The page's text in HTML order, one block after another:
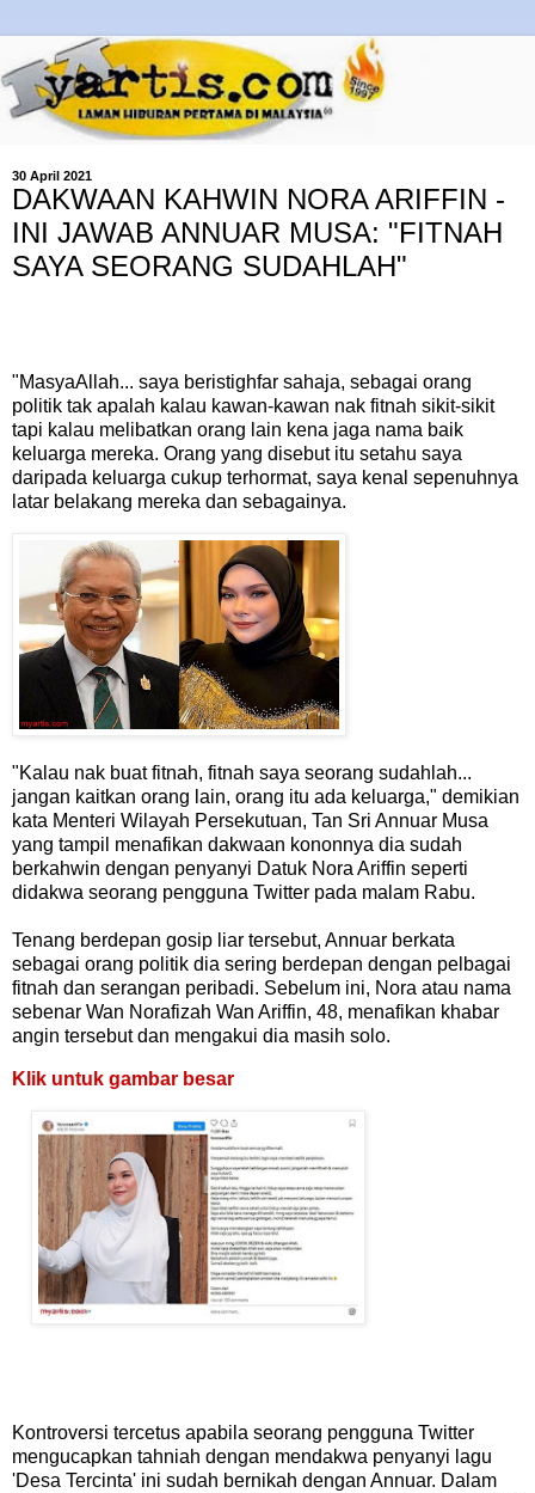
30 April 2021
DAKWAAN KAHWIN NORA ARIFFIN -
INI JAWAB ANNUAR MUSA: "FITNAH
SAYA SEORANG SUDAHLAH"
"MasyaAllah... saya beristighfar sahaja, sebagai orang
politik tak apalah kalau kawan-kawan nak fitnah sikit-sikit
tapi kalau melibatkan orang lain kena jaga nama baik
keluarga mereka. Orang yang disebut itu setahu saya
daripada keluarga cukup terhormat, saya kenal sepenuhnya
latar belakang mereka dan sebagainya.
"Kalau nak buat fitnah, fitnah saya seorang sudahlah...
jangan kaitkan orang lain, orang itu ada keluarga," demikian
kata Menteri Wilayah Persekutuan, Tan Sri Annuar Musa
yang tampil menafikan dakwaan kononnya dia sudah
berkahwin dengan penyanyi Datuk Nora Ariffin seperti
didakwa seorang pengguna Twitter pada malam Rabu.
Tenang berdepan gosip liar tersebut, Annuar berkata
sebagai orang politik dia sering berdepan dengan pelbagai
fitnah dan serangan peribadi. Sebelum ini, Nora atau nama
sebenar Wan Norafizah Wan Ariffin, 48, menafikan khabar
angin tersebut dan mengakui dia masih solo.
Klik untuk gambar besar
Kontroversi tercetus apabila seorang pengguna Twitter
mengucapkan tahniah dengan mendakwa penyanyi lagu
'Desa Tercinta' ini sudah bernikah dengan Annuar. Dalam